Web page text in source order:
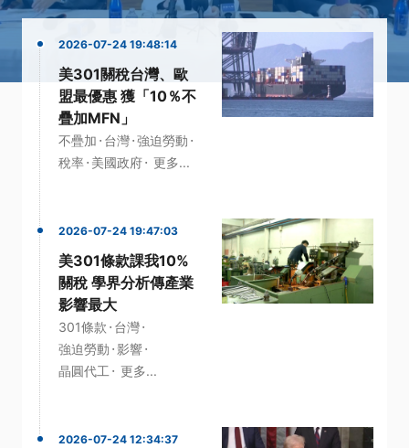
2026-07-24 19:48:14
美301關稅台灣、歐
盟最優惠 獲「10％不
疊加MFN」
不疊加 · 台灣·強迫勞動 ·
稅率· 美國政府· 更多...
2026-07-24 19:47:03
美301條款課我10%
關稅 學界分析傳產業
影響最大
301條款 · 台灣·
強迫勞動 ·影響·
晶圓代工 · 更多...
2026-07-24 12:34:37